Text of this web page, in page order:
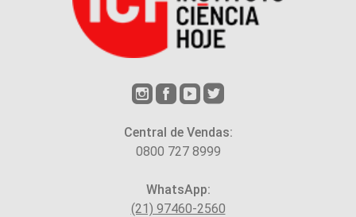
Central de Vendas:
0800 727 8999
WhatsApp:
(21) 97460-2560